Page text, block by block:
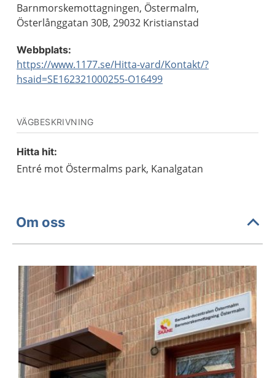
Barnmorskemottagningen, Östermalm,
Österlånggatan 30B, 29032 Kristianstad
Webbplats:
https://www.1177.se/Hitta-vard/Kontakt/?
hsaid=SE162321000255-O16499
VÄGBESKRIVNING
Hitta hit:
Entré mot Östermalms park, Kanalgatan
Om oss